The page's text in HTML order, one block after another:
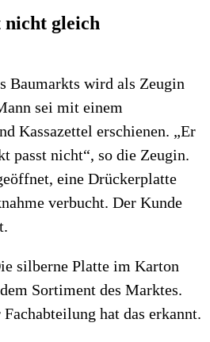
gleich
Baumarkts wird als Zeugin
sei mit einem
Kassazettel erschienen. „Er
passt nicht“, so die Zeugin.
eine Drückerplatte
verbucht. Der Kunde
silberne Platte im Karton
Sortiment des Marktes.
hat das erkannt.